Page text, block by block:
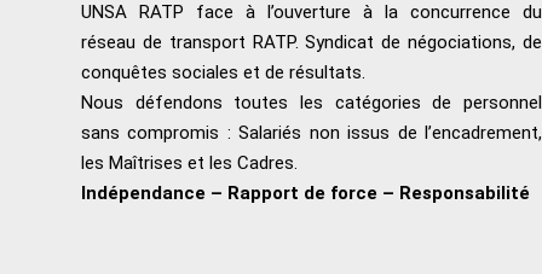
UNSA RATP face à l’ouverture à la concurrence du
réseau de transport RATP. Syndicat de négociations, de
conquêtes sociales et de résultats.
Nous défendons toutes les catégories de personnel
sans compromis : Salariés non issus de l’encadrement,
les Maîtrises et les Cadres.
Indépendance – Rapport de force – Responsabilité